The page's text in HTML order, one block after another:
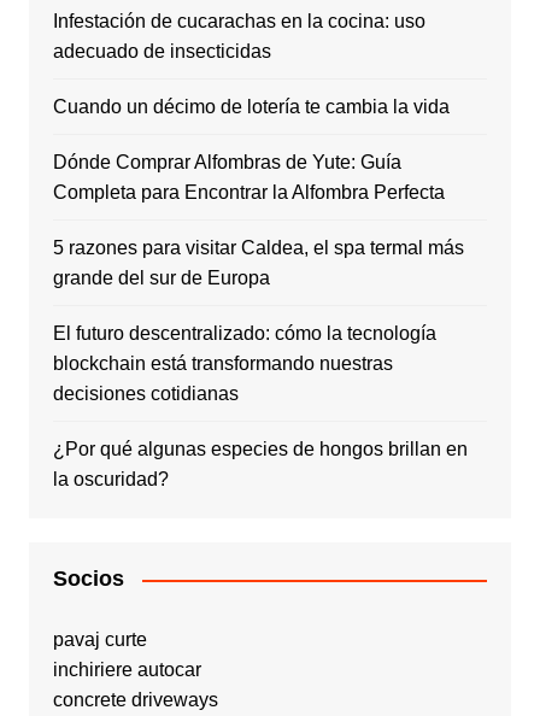
Infestación de cucarachas en la cocina: uso
adecuado de insecticidas
Cuando un décimo de lotería te cambia la vida
Dónde Comprar Alfombras de Yute: Guía
Completa para Encontrar la Alfombra Perfecta
5 razones para visitar Caldea, el spa termal más
grande del sur de Europa
El futuro descentralizado: cómo la tecnología
blockchain está transformando nuestras
decisiones cotidianas
¿Por qué algunas especies de hongos brillan en
la oscuridad?
Socios
pavaj curte
inchiriere autocar
concrete driveways